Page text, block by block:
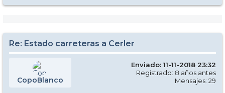
Re: Estado carreteras a Cerler
CopoBlanco
Enviado: 11-11-2018 23:32
Registrado: 8 años antes
Mensajes: 29